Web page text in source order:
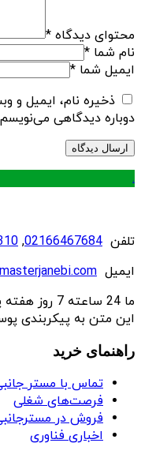
محتوای دیدگاه *
نام شما *
ایمیل شما *
ذخیره نام، ایمیل و
دوباره دیدگاهی
.
تلفن 02166467684
,
ایمیل
ما 24
این متن به پیکربندی
راهنمای خرید
تماس با مستر
فرصت‌های شغلی
فروش در
اخباری فناوری